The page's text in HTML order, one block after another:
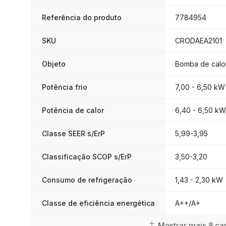
Referência do produto 7784954
SKU CRODAEA2101
Objeto Bomba de
Potência frio 7,00 - 6,50 kW
Potência de calor 6,40 - 6,50 kW
Classe SEER s/ErP 5,99-3,95
Classificação SCOP s/ErP 3,50-3,20
Consumo de refrigeração 1,43 - 2,30 kW
Classe de eficiência energética A++/A+